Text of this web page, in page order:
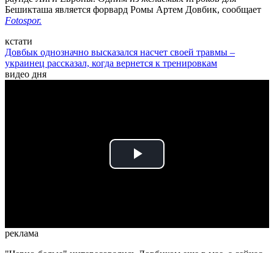
Бешикташа является форвард Ромы Артем Довбик, сообщает
Fotospor.
кстати
Довбык однозначно высказался насчет своей травмы –
украинец рассказал, когда вернется к тренировкам
видео дня
Play
реклама